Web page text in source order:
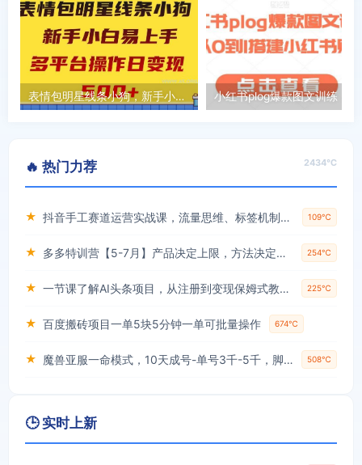
表情包明星线条小狗，新手小白易上手，多平台操作日变现500+【揭秘】
🔥 热门力荐 2434℃
★ 抖音手工赛道运营实战课，流量思维、标签机制、垂直定位，解决不起号难题，单月变现破3万 109℃
★ 多多特训营【5-7月】产品决定上限，方法决定下限，各种玩法技巧落地实操 254℃
★ 一节课了解AI头条项目，从注册到变现保姆式教学，零基础可以操作【揭秘】 225℃
★ 百度搬砖项目一单5块5分钟一单可批量操作 674℃
★ 魔兽亚服一命模式，10天成号-单号3千-5千，脚本全自动操作，保姆级教学【揭秘】 508℃
🕒 实时上新